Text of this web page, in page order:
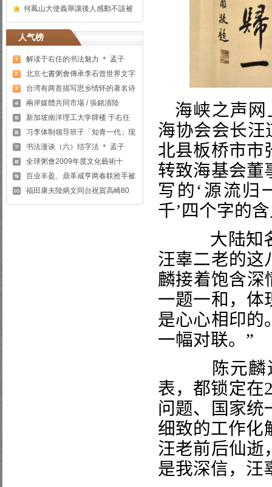
何鳳山大使義舉讓後人感動不該被
人气榜
解读于右任的书法魅力 ＊ 孟子
北京七書粥會傳承李石曾世界文字
台湾有两首描写思乡情怀的著名诗
兩岸媒體共同市場 / 張銘清陸
新加坡南洋理工大学牌楼 于右任
习李体制领导班子「知青一代」现
书法漫谈（六）结字法 ＊ 孟子
全球粥會2009年度文化藝術十
百业丰盈、鼎革咸亨两春联抢手被
福田康夫陸炳文同台祝賀高崎80
海峡之声网
海协会会长汪
北县板桥市市
转致海基会董
写的‘源流归
千’ 四个字的
大陆知名
汪辜二老的这
麟接着饱含深
一题一和，体
是心心相印的
一幅对联。 ”
陈元麟
表，都锁定在
问题、国家统
细致的工作化
汪老前后仙逝
是我深信，汪